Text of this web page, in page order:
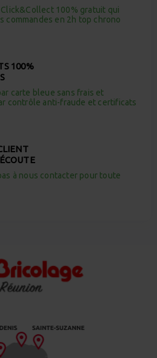
100% gratuit qui
commandes en 2h top chrono
100%
carte bleue sans frais et
contrôle anti-fraude et certificats
à nous contacter pour toute